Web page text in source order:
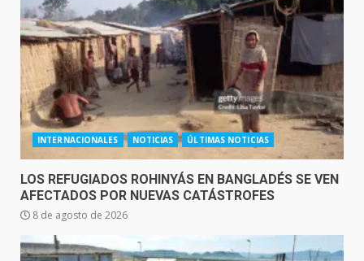
INTERNACIONALES NOTICIAS ÚLTIMAS NOTICIAS
LOS REFUGIADOS ROHINYÁS EN BANGLADÉS SE VEN
AFECTADOS POR NUEVAS CATÁSTROFES
8 de agosto de 2026